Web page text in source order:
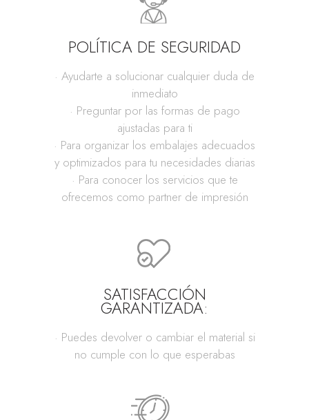
POLÍTICA DE SEGURIDAD
· Ayudarte a solucionar cualquier duda de
inmediato
· Preguntar por las formas de pago
ajustadas para ti
· Para organizar los embalajes adecuados
y optimizados para tu necesidades diarias
· Para conocer los servicios que te
ofrecemos como partner de impresión
SATISFACCIÓN
GARANTIZADA:
· Puedes devolver o cambiar el material si
no cumple con lo que esperabas